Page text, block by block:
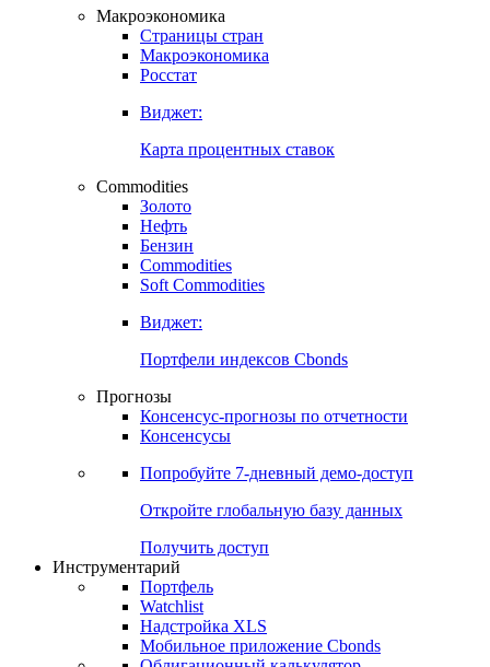
Макроэкономика
Страницы стран
Макроэкономика
Росстат
Виджет:
Карта процентных ставок
Commodities
Золото
Нефть
Бензин
Commodities
Soft Commodities
Виджет:
Портфели индексов Cbonds
Прогнозы
Консенсус-прогнозы по отчетности
Консенсусы
Попробуйте 7-дневный демо-доступ
Откройте глобальную базу данных
Получить доступ
Инструментарий
Портфель
Watchlist
Надстройка XLS
Мобильное приложение Cbonds